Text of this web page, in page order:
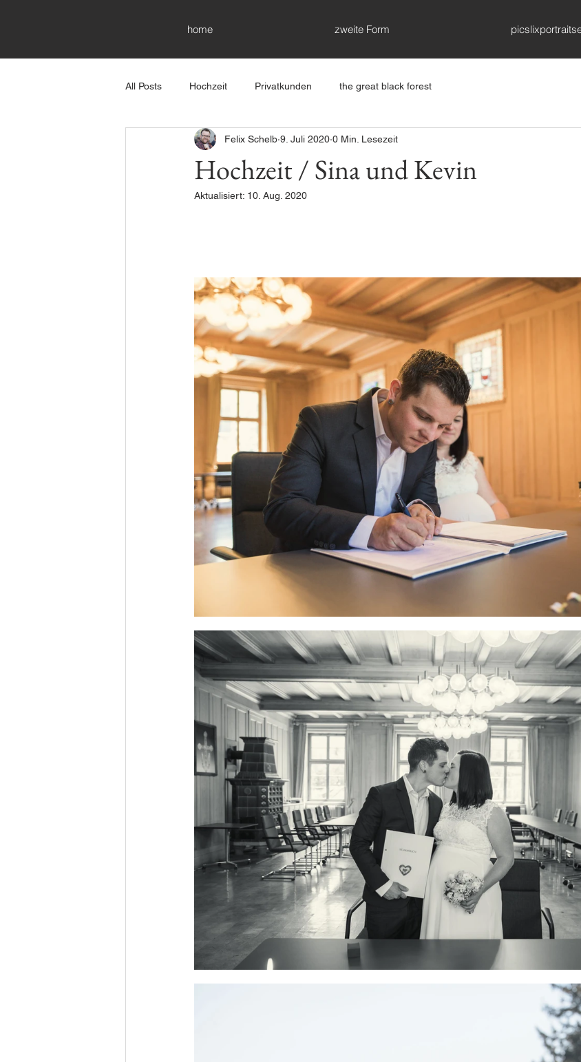
home zweite Form
All Posts Hochzeit Privatkunden the great black forest
Hochzeit / Sina und Kevin
Felix Schelb 9. Juli 2020 0 Min. Lesezeit
Aktualisiert: 10. Aug. 2020